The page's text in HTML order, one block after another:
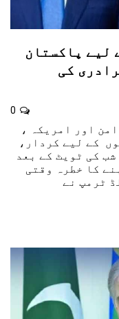
لیے پاکستان
کی
اور امریکہ ،
کے لیے کردار،
کی ٹویٹ کے بعد
کا خطرہ وقتی
ٹرمپ نے